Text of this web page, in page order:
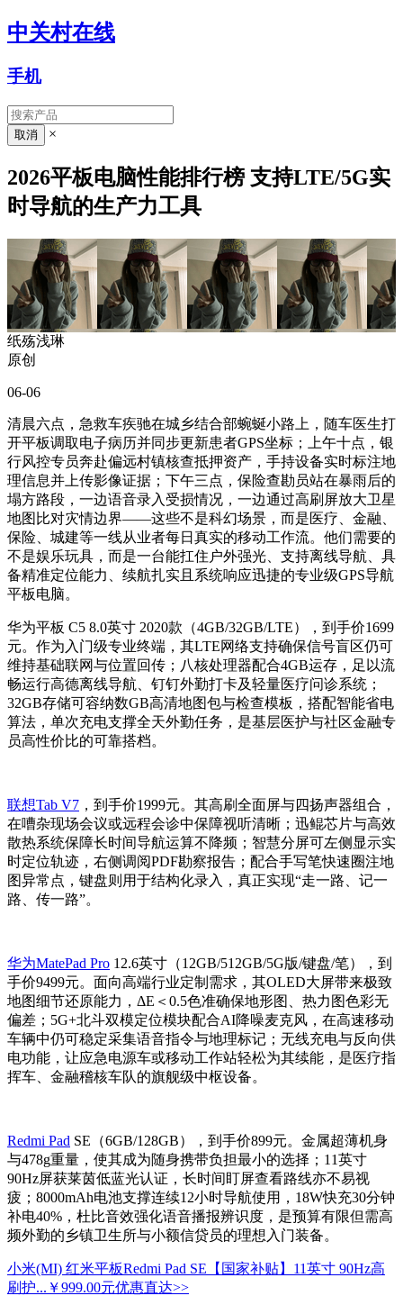
中关村在线
手机
×
2026平板电脑性能排行榜 支持LTE/5G实
时导航的生产力工具
纸殇浅琳
原创
06-06
清晨六点，急救车疾驰在城乡结合部蜿蜒小路上，随车医生打
开平板调取电子病历并同步更新患者GPS坐标；上午十点，银
行风控专员奔赴偏远村镇核查抵押资产，手持设备实时标注地
理信息并上传影像证据；下午三点，保险查勘员站在暴雨后的
塌方路段，一边语音录入受损情况，一边通过高刷屏放大卫星
地图比对灾情边界——这些不是科幻场景，而是医疗、金融、
保险、城建等一线从业者每日真实的移动工作流。他们需要的
不是娱乐玩具，而是一台能扛住户外强光、支持离线导航、具
备精准定位能力、续航扎实且系统响应迅捷的专业级GPS导航
平板电脑。
华为平板 C5 8.0英寸 2020款（4GB/32GB/LTE），到手价1699
元。作为入门级专业终端，其LTE网络支持确保信号盲区仍可
维持基础联网与位置回传；八核处理器配合4GB运存，足以流
畅运行高德离线导航、钉钉外勤打卡及轻量医疗问诊系统；
32GB存储可容纳数GB高清地图包与检查模板，搭配智能省电
算法，单次充电支撑全天外勤任务，是基层医护与社区金融专
员高性价比的可靠搭档。
联想Tab V7 ，到手价1999元。其高刷全面屏与四扬声器组合，
在嘈杂现场会议或远程会诊中保障视听清晰；迅鲲芯片与高效
散热系统保障长时间导航运算不降频；智慧分屏可左侧显示实
时定位轨迹，右侧调阅PDF勘察报告；配合手写笔快速圈注地
图异常点，键盘则用于结构化录入，真正实现“走一路、记一
路、传一路”。
华为MatePad Pro 12.6英寸（12GB/512GB/5G版/键盘/笔），到
手价9499元。面向高端行业定制需求，其OLED大屏带来极致
地图细节还原能力，ΔE＜0.5色准确保地形图、热力图色彩无
偏差；5G+北斗双模定位模块配合AI降噪麦克风，在高速移动
车辆中仍可稳定采集语音指令与地理标记；无线充电与反向供
电功能，让应急电源车或移动工作站轻松为其续能，是医疗指
挥车、金融稽核车队的旗舰级中枢设备。
Redmi Pad SE（6GB/128GB），到手价899元。金属超薄机身
与478g重量，使其成为随身携带负担最小的选择；11英寸
90Hz屏获莱茵低蓝光认证，长时间盯屏查看路线亦不易视
疲；8000mAh电池支撑连续12小时导航使用，18W快充30分钟
补电40%，杜比音效强化语音播报辨识度，是预算有限但需高
频外勤的乡镇卫生所与小额信贷员的理想入门装备。
小米(MI) 红米平板Redmi Pad SE【国家补贴】11英寸 90Hz高
刷护... ￥999.00元优惠直达>>